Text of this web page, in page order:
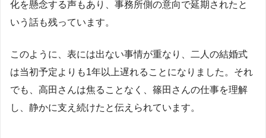
化を懸念する声もあり、事務所側の意向で延期されたと
いう話も残っています。
このように、表には出ない事情が重なり、二人の結婚式
は当初予定よりも1年以上遅れることになりました。それ
でも、高田さんは焦ることなく、篠田さんの仕事を理解
し、静かに支え続けたと伝えられています。